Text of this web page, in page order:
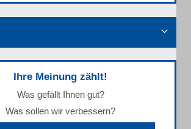
Ihre Meinung zählt!
Was gefällt Ihnen gut?
Was sollen wir verbessern?